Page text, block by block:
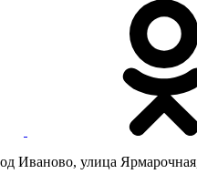
Иваново, улица